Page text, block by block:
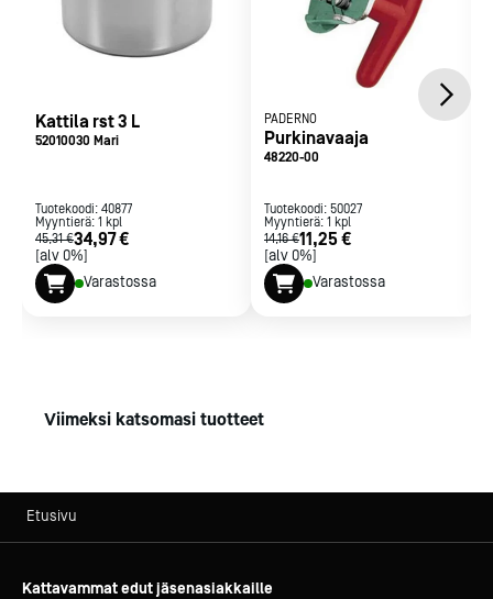
Kattila rst 3 L
52010030 Mari
Tuotekoodi: 40877
Myyntierä: 1 kpl
45,31 €34,97 €
[alv 0%]
Varastossa
PADERNO
Purkinavaaja
48220-00
Tuotekoodi: 50027
Myyntierä: 1 kpl
14,16 €11,25 €
[alv 0%]
Varastossa
Viimeksi katsomasi tuotteet
Etusivu
Kattavammat edut jäsenasiakkaille